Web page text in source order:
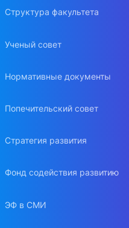
Структура факультета
Ученый совет
Нормативные документы
Попечительский совет
Стратегия развития
Фонд содействия развитию
ЭФ в СМИ